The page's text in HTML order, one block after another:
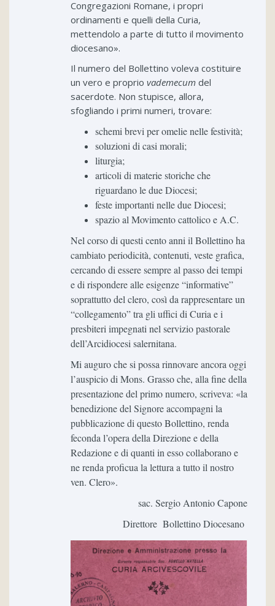
Congregazioni Romane, i propri
ordinamenti e quelli della Curia,
mettendolo a parte di tutto il movimento
diocesano».
Il numero del Bollettino voleva costituire
un vero e proprio vademecum del
sacerdote. Non stupisce, allora,
sfogliando i primi numeri, trovare:
schemi brevi per omelie nelle festività;
soluzioni di casi morali;
liturgia;
articoli di materie storiche che
riguardano le due Diocesi;
feste importanti nelle due Diocesi;
spazio al Movimento cattolico e A.C.
Nel corso di questi cento anni il Bollettino ha
cambiato periodicità, contenuti, veste grafica,
cercando di essere sempre al passo dei tempi
e di rispondere alle esigenze “informative”
soprattutto del clero, così da rappresentare un
“collegamento” tra gli uffici di Curia e i
presbiteri impegnati nel servizio pastorale
dell’Arcidiocesi salernitana.
Mi auguro che si possa rinnovare ancora oggi
l’auspicio di Mons. Grasso che, alla fine della
presentazione del primo numero, scriveva: «la
benedizione del Signore accompagni la
pubblicazione di questo Bollettino, renda
feconda l’opera della Direzione e della
Redazione e di quanti in esso collaborano e
ne renda proficua la lettura a tutto il nostro
ven. Clero».
sac. Sergio Antonio Capone
Direttore Bollettino Diocesano